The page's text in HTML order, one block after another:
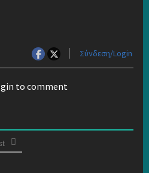
Σύνδεση/Login
to comment